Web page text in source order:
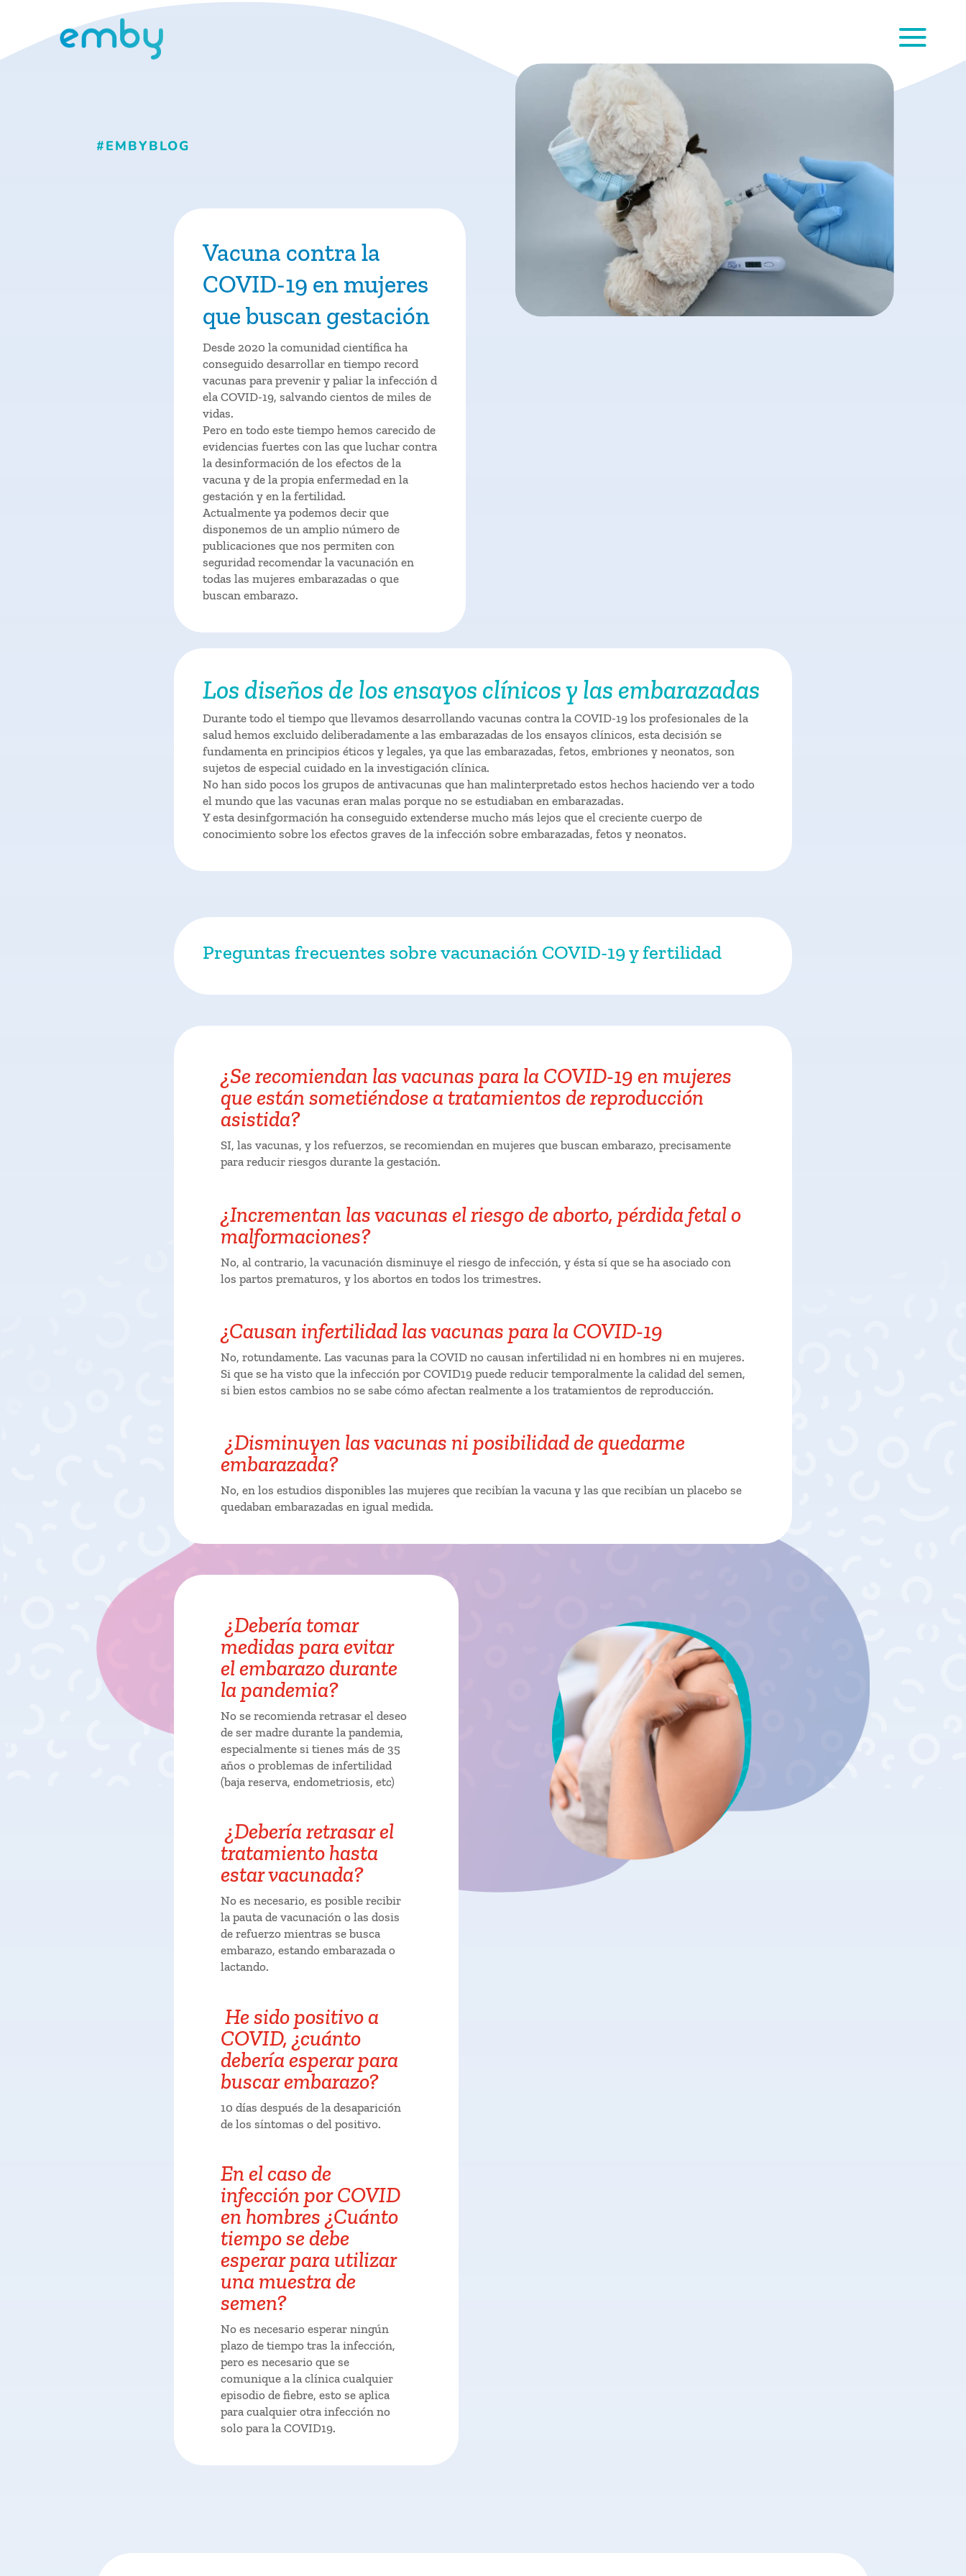
#EMBYBLOG
Vacuna contra la
COVID-19 en mujeres
que buscan gestación
Desde 2020 la comunidad científica ha
conseguido desarrollar en tiempo record
vacunas para prevenir y paliar la infección d
ela COVID-19, salvando cientos de miles de
vidas.
Pero en todo este tiempo hemos carecido de
evidencias fuertes con las que luchar contra
la desinformación de los efectos de la
vacuna y de la propia enfermedad en la
gestación y en la fertilidad.
Actualmente ya podemos decir que
disponemos de un amplio número de
publicaciones que nos permiten con
seguridad recomendar la vacunación en
todas las mujeres embarazadas o que
buscan embarazo.
Los diseños de los ensayos clínicos y las embarazadas
Durante todo el tiempo que llevamos desarrollando vacunas contra la COVID-19 los profesionales de la
salud hemos excluido deliberadamente a las embarazadas de los ensayos clínicos, esta decisión se
fundamenta en principios éticos y legales, ya que las embarazadas, fetos, embriones y neonatos, son
sujetos de especial cuidado en la investigación clínica.
No han sido pocos los grupos de antivacunas que han malinterpretado estos hechos haciendo ver a todo
el mundo que las vacunas eran malas porque no se estudiaban en embarazadas.
Y esta desinfgormación ha conseguido extenderse mucho más lejos que el creciente cuerpo de
conocimiento sobre los efectos graves de la infección sobre embarazadas, fetos y neonatos.
Preguntas frecuentes sobre vacunación COVID-19 y fertilidad
¿Se recomiendan las vacunas para la COVID-19 en mujeres
que están sometiéndose a tratamientos de reproducción
asistida?
SI, las vacunas, y los refuerzos, se recomiendan en mujeres que buscan embarazo, precisamente
para reducir riesgos durante la gestación.
¿Incrementan las vacunas el riesgo de aborto, pérdida fetal o
malformaciones?
No, al contrario, la vacunación disminuye el riesgo de infección, y ésta sí que se ha asociado con
los partos prematuros, y los abortos en todos los trimestres.
¿Causan infertilidad las vacunas para la COVID-19
No, rotundamente. Las vacunas para la COVID no causan infertilidad ni en hombres ni en mujeres.
Si que se ha visto que la infección por COVID19 puede reducir temporalmente la calidad del semen,
si bien estos cambios no se sabe cómo afectan realmente a los tratamientos de reproducción.
¿Disminuyen las vacunas ni posibilidad de quedarme
embarazada?
No, en los estudios disponibles las mujeres que recibían la vacuna y las que recibían un placebo se
quedaban embarazadas en igual medida.
¿Debería tomar
medidas para evitar
el embarazo durante
la pandemia?
No se recomienda retrasar el deseo
de ser madre durante la pandemia,
especialmente si tienes más de 35
años o problemas de infertilidad
(baja reserva, endometriosis, etc)
¿Debería retrasar el
tratamiento hasta
estar vacunada?
No es necesario, es posible recibir
la pauta de vacunación o las dosis
de refuerzo mientras se busca
embarazo, estando embarazada o
lactando.
He sido positivo a
COVID, ¿cuánto
debería esperar para
buscar embarazo?
10 días después de la desaparición
de los síntomas o del positivo.
En el caso de
infección por COVID
en hombres ¿Cuánto
tiempo se debe
esperar para utilizar
una muestra de
semen?
No es necesario esperar ningún
plazo de tiempo tras la infección,
pero es necesario que se
comunique a la clínica cualquier
episodio de fiebre, esto se aplica
para cualquier otra infección no
solo para la COVID19.